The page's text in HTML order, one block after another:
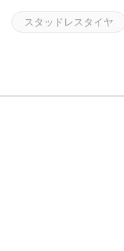
スタッドレスタイヤ